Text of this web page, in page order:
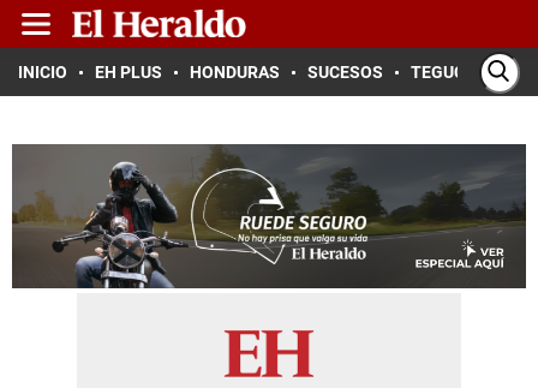
INICIO EH PLUS HONDURAS SUCESOS TEGUCIGALPA